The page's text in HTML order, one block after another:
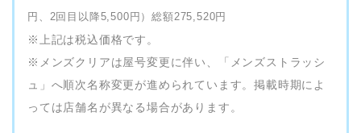
円、2回目以降5,500円）総額275,520円
※上記は税込価格です。
※メンズクリアは屋号変更に伴い、「メンズストラッシ
ュ」へ順次名称変更が進められています。掲載時期によ
っては店舗名が異なる場合があります。